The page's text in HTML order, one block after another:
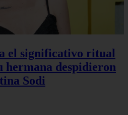
el significativo ritual
hermana despidieron
Sodi